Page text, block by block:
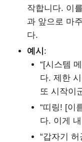
작합니다. 이
과 앞으로 마
다.
예시 :
“[시스템
다. 제한
또 시작이
“띠링! [이
다. 이게
“갑자기